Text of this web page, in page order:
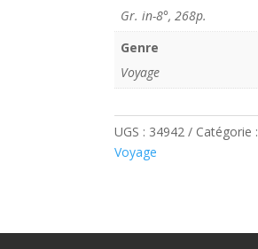
Gr. in-8°, 268p.
Genre
Voyage
UGS : 34942
Catégorie :
Voyage